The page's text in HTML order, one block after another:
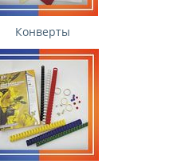
Конверты